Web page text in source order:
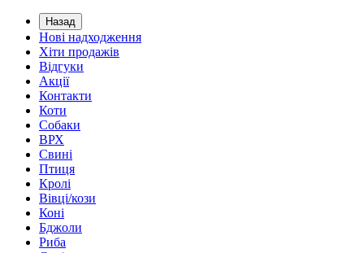
Назад
Нові надходження
Хіти продажів
Відгуки
Акції
Контакти
Коти
Собаки
ВРХ
Свині
Птиця
Кролі
Вівці/кози
Коні
Бджоли
Риба